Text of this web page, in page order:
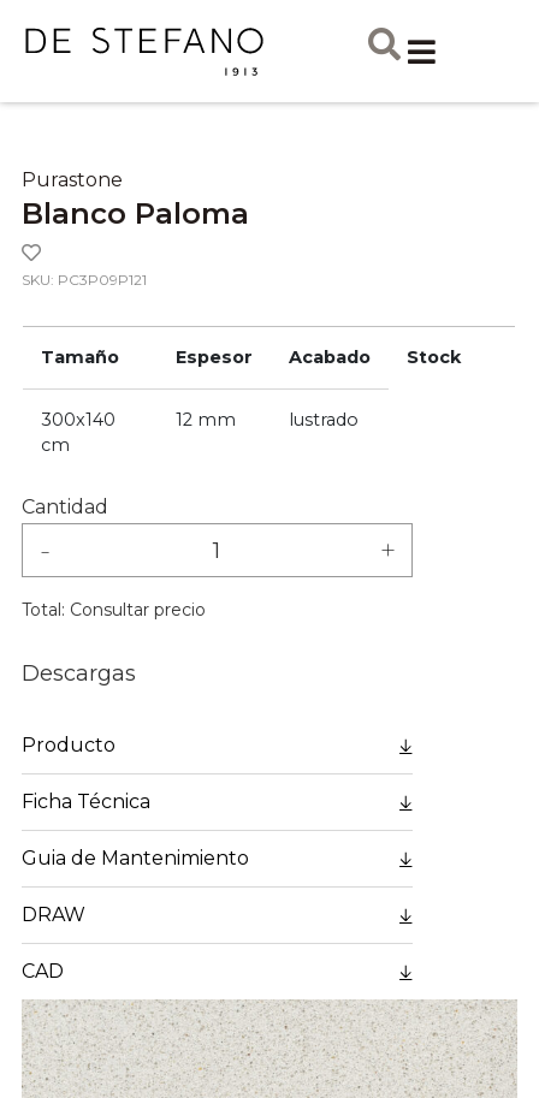
Purastone
Blanco Paloma
SKU: PC3P09P121
Tamaño Espesor Acabado Stock
300x140
cm
12 mm lustrado
Cantidad
- +
Total: Consultar precio
Descargas
Producto
Ficha Técnica
Guia de Mantenimiento
DRAW
CAD